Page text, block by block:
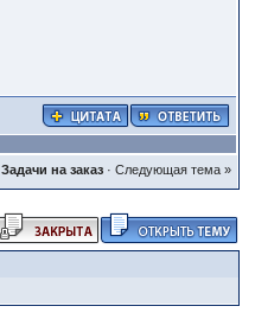
Задачи на заказ· Следующая тема »